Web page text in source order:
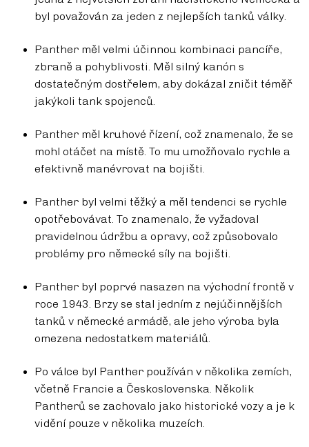
byl považován za jeden z nejlepších tanků války.
Panther měl velmi účinnou kombinaci pancíře,
zbraně a pohyblivosti. Měl silný kanón s
dostatečným dostřelem, aby dokázal zničit téměř
jakýkoli tank spojenců.
Panther měl kruhové řízení, což znamenalo, že se
mohl otáčet na místě. To mu umožňovalo rychle a
efektivně manévrovat na bojišti.
Panther byl velmi těžký a měl tendenci se rychle
opotřebovávat. To znamenalo, že vyžadoval
pravidelnou údržbu a opravy, což způsobovalo
problémy pro německé síly na bojišti.
Panther byl poprvé nasazen na východní frontě v
roce 1943. Brzy se stal jedním z nejúčinnějších
tanků v německé armádě, ale jeho výroba byla
omezena nedostatkem materiálů.
Po válce byl Panther používán v několika zemích,
včetně Francie a Československa. Několik
Pantherů se zachovalo jako historické vozy a je k
vidění pouze v několika muzeích.